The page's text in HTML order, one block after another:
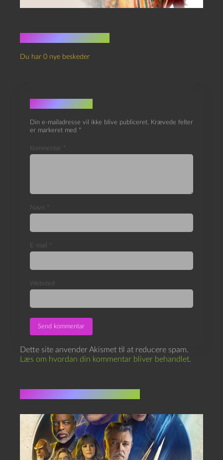
Du har 0 nye beskeder
Skriv et svar
Din e-mailadresse vil ikke blive publiceret. Krævede felter
er markeret med *
Kommentar *
Navn *
E-mail *
Websted
Dette site anvender Akismet til at reducere spam.
Læs om hvordan din kommentar bliver behandlet.